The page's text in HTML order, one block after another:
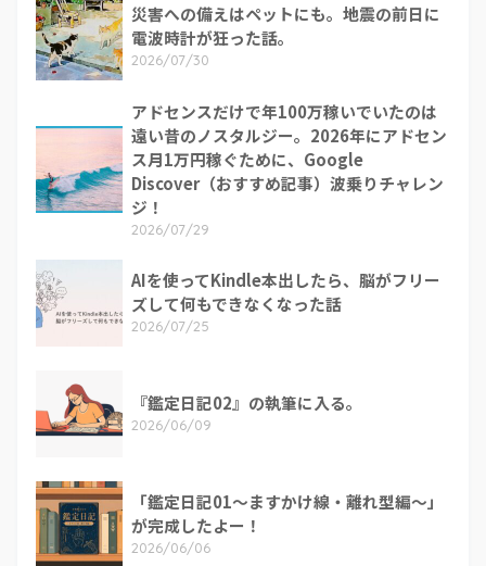
災害への備えはペットにも。地震の前日に
電波時計が狂った話。
2026/07/30
アドセンスだけで年100万稼いでいたのは
遠い昔のノスタルジー。2026年にアドセン
ス月1万円稼ぐために、Google
Discover（おすすめ記事）波乗りチャレン
ジ！
2026/07/29
AIを使ってKindle本出したら、脳がフリー
ズして何もできなくなった話
2026/07/25
『鑑定日記02』の執筆に入る。
2026/06/09
「鑑定日記01～ますかけ線・離れ型編～」
が完成したよー！
2026/06/06